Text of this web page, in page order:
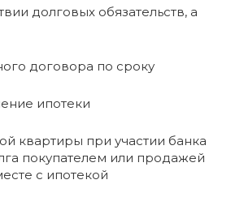
долговых обязательств, а
договора по сроку
ипотеки
квартиры при участии банка
покупателем или продажей
с ипотекой